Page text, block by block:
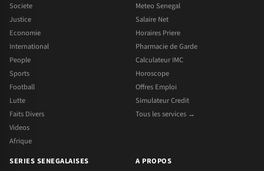
Societe
Justice
Economie
International
People
Sports
Football
Lutte
Faits Divers
Videos
Afrique
Meteo Senegal
Salaire Net
Horaires Priere
Pharmacie de Garde
Calculateur IMC
Horoscope
Offres Emploi
Simulateur Credit
Tous les services →
SERIES SENEGALAISES
A PROPOS